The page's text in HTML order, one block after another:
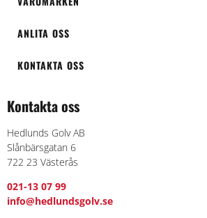
ANLITA OSS
KONTAKTA OSS
Kontakta oss
Hedlunds Golv AB
Slånbärsgatan 6
722 23 Västerås
021-13 07 99
info@hedlundsgolv.se